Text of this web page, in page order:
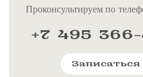
Проконсультируем по
+7 495
Яндекс Google
Yell
Я соглашаюсь на получение
политикой
13.03.2006 №38-ФЗ на
политикой конфиденциальности
Я соглашаюсь на получение
политикой
Нажимая на кнопку
на обработкуперсональных
Я соглашаюсь на получение
13.03.2006 №38-ФЗ на
политикой конфиденциальности